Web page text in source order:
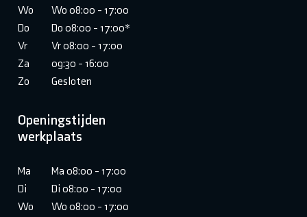
Wo
Wo 08:00 - 17:00
Do
Do 08:00 - 17:00*
Vr
Vr 08:00 - 17:00
Za
09:30 - 16:00
Zo
Gesloten
Openingstijden
werkplaats
Ma
Ma 08:00 - 17:00
Di
Di 08:00 - 17:00
Wo
Wo 08:00 - 17:00